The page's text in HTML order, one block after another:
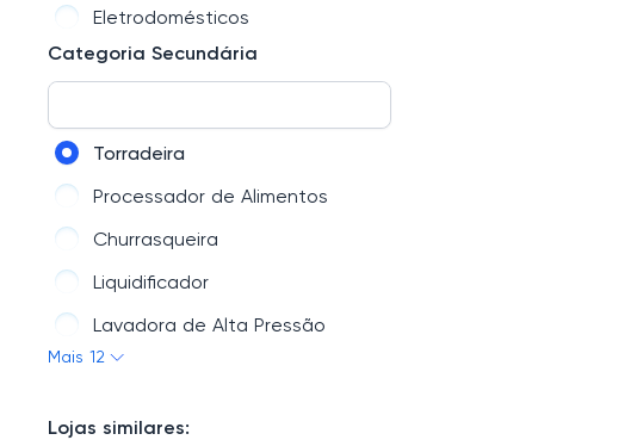
Eletrodomésticos
Categoria Secundária
Torradeira
Processador de Alimentos
Churrasqueira
Liquidificador
Lavadora de Alta Pressão
Mais 12
Lojas similares: